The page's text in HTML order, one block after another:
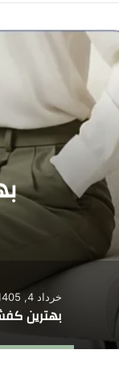
خرداد 4, 1405